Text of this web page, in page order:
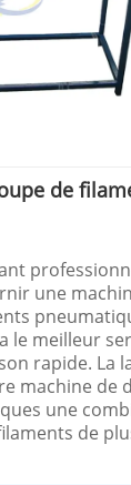
de
une
le meilleur
rapide. La
machine de
une
de